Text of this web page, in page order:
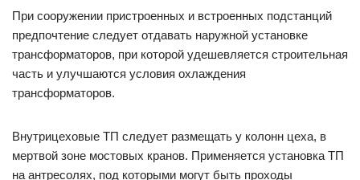
При сооружении пристроенных и встроенных подстанций
предпочтение следует отдавать наружной установке
трансформаторов, при которой удешевляется строительная
часть и улучшаются условия охлаждения
трансформаторов.
Внутрицеховые ТП следует размещать у колонн цеха, в
мертвой зоне мостовых кранов. Применяется установка ТП
на антресолях, под которыми могут быть проходы